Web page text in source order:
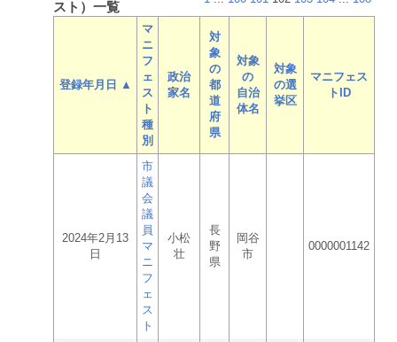
スト）一覧
登録年月日 ▲
マ
ニ
フ
ェ
ス
ト
種
別
政治
家名
対
象
の
都
道
府
県
対象
の
自治
体名
対象
の選
挙区
マニフェス
トID
2024年2月13
日
市
議
会
議
員
マ
ニ
フ
ェ
ス
ト
小松
壮
長
野
県
岡谷
市
0000001142